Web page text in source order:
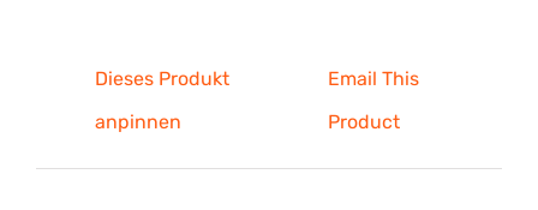
Dieses Produkt
anpinnen
Email This
Product